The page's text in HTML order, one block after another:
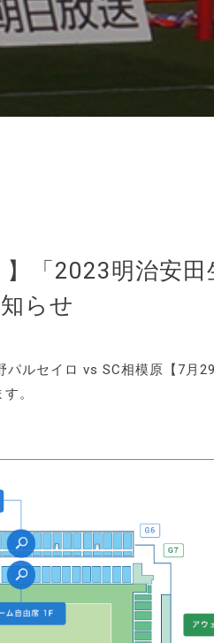
】「2023明治安
らせ
ルセイロ vs SC相模原【7月
。